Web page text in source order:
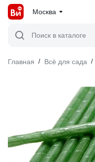
Москва
Поиск в каталоге
Главная / Всё для сада /